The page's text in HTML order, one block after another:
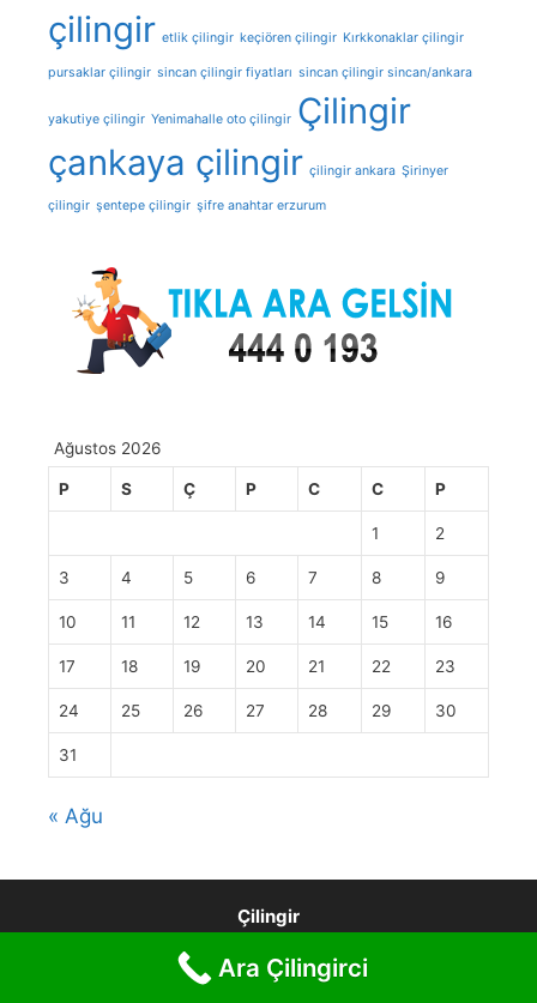
çilingir etlik çilingir keçiören çilingir Kırkkonaklar çilingir
pursaklar çilingir sincan çilingir fiyatları sincan çilingir sincan/ankara
yakutiye çilingir Yenimahalle oto çilingir Çilingir
çankaya çilingir çilingir ankara Şirinyer
çilingir şentepe çilingir şifre anahtar erzurum
Ağustos 2026
P S Ç P C C P
1 2
3 4 5 6 7 8 9
10 11 12 13 14 15 16
17 18 19 20 21 22 23
24 25 26 27 28 29 30
31
« Ağu
Çilingir
© 2026 Türkiye Çilingir 4440193• Built with
Ara Çilingirci